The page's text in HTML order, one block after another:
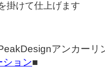
掛けて仕上げます
アンカーリ
ション■